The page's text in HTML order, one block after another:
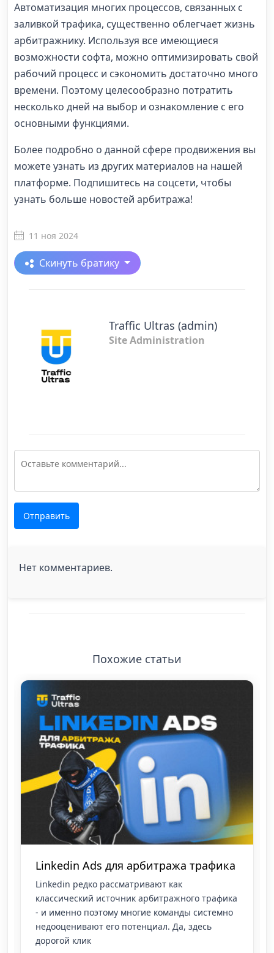
Автоматизация многих процессов, связанных с
заливкой трафика, существенно облегчает жизнь
арбитражнику. Используя все имеющиеся
возможности софта, можно оптимизировать свой
рабочий процесс и сэкономить достаточно много
времени. Поэтому целесообразно потратить
несколько дней на выбор и ознакомление с его
основными функциями.
Более подробно о данной сфере продвижения вы
можете узнать из других материалов на нашей
платформе. Подпишитесь на соцсети, чтобы
узнать больше новостей арбитража!
11 ноя 2024
Скинуть братику
Traffic Ultras (admin)
Site Administration
Отправить
Нет комментариев.
Похожие статьи
Linkedin Ads для арбитража трафика
Linkedin редко рассматривают как
классический источник арбитражного трафика
- и именно поэтому многие команды системно
недооценивают его потенциал. Да, здесь
дорогой клик